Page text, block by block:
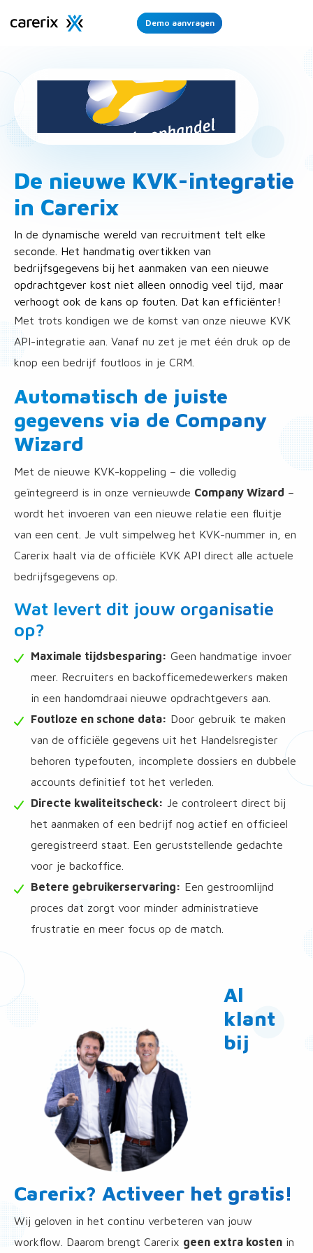
Demo aanvragen
De nieuwe KVK-integratie
in Carerix
In de dynamische wereld van recruitment telt elke
seconde. Het handmatig overtikken van
bedrijfsgegevens bij het aanmaken van een nieuwe
opdrachtgever kost niet alleen onnodig veel tijd, maar
verhoogt ook de kans op fouten. Dat kan efficiënter!
Met trots kondigen we de komst van onze nieuwe KVK
API-integratie aan. Vanaf nu zet je met één druk op de
knop een bedrijf foutloos in je CRM.
Automatisch de juiste
gegevens via de Company
Wizard
Met de nieuwe KVK-koppeling – die volledig
geïntegreerd is in onze vernieuwde Company Wizard –
wordt het invoeren van een nieuwe relatie een fluitje
van een cent. Je vult simpelweg het KVK-nummer in, en
Carerix haalt via de officiële KVK API direct alle actuele
bedrijfsgegevens op.
Wat levert dit jouw organisatie
op?
Maximale tijdsbesparing: Geen handmatige invoer
meer. Recruiters en backofficemedewerkers maken
in een handomdraai nieuwe opdrachtgevers aan.
Foutloze en schone data: Door gebruik te maken
van de officiële gegevens uit het Handelsregister
behoren typefouten, incomplete dossiers en dubbele
accounts definitief tot het verleden.
Directe kwaliteitscheck: Je controleert direct bij
het aanmaken of een bedrijf nog actief en officieel
geregistreerd staat. Een geruststellende gedachte
voor je backoffice.
Betere gebruikerservaring: Een gestroomlijnd
proces dat zorgt voor minder administratieve
frustratie en meer focus op de match.
Al
klant
bij
Carerix? Activeer het gratis!
Wij geloven in het continu verbeteren van jouw
workflow. Daarom brengt Carerix geen extra kosten in